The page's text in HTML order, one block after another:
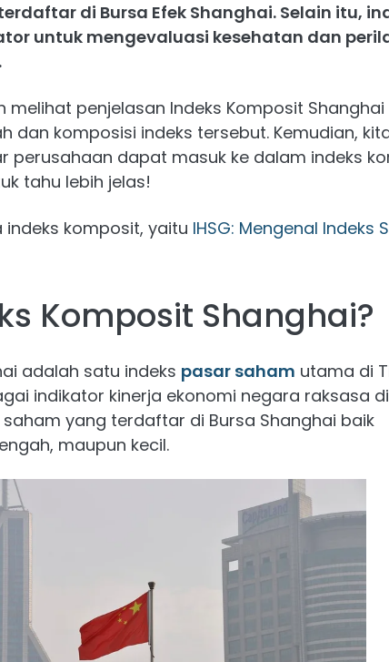
di Bursa Efek Shanghai. Selain itu,
untuk mengevaluasi kesehatan dan
melihat penjelasan Indeks Komposit Shanghai
dan komposisi indeks tersebut. Kemudian,
perusahaan dapat masuk ke dalam indeks
tahu lebih jelas!
indeks komposit, yaitu IHSG: Mengenal Indeks
Komposit Shanghai?
adalah satu indeks pasar saham utama di
indikator kinerja ekonomi negara raksasa
saham yang terdaftar di Bursa Shanghai baik
maupun kecil.